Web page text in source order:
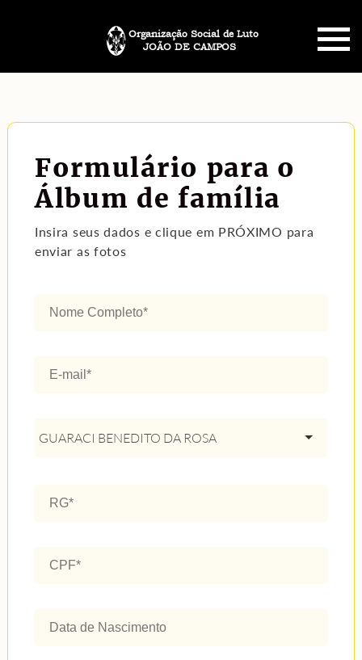
JOÃO DE CAMPOS
Organização Social de Luto
PLANO FUNERÁRIO
NECROLOGIA
MENSAGENS
Formulário para o
Álbum de família
Insira seus dados e clique em PRÓXIMO para
enviar as fotos
GUARACI BENEDITO DA ROSA